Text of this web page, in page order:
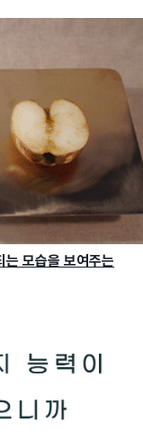
는 모습을 보여주는